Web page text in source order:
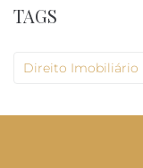
TAGS
Direito Imobiliário